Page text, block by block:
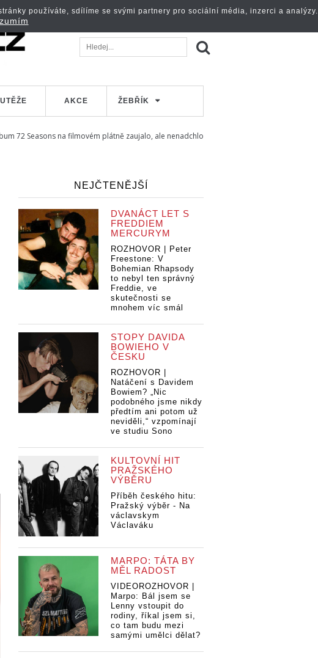
AKCE ŽEBŘÍK
72 Seasons na filmovém plátně zaujalo, ale nenadchlo
NEJČTENĚJŠÍ
DVANÁCT LET S
FREDDIEM
MERCURYM
ROZHOVOR | Peter
Freestone: V
Bohemian Rhapsody
to nebyl ten správný
Freddie, ve
skutečnosti se
mnohem víc smál
STOPY DAVIDA
BOWIEHO V
ČESKU
ROZHOVOR |
Natáčení s Davidem
Bowiem? „Nic
podobného jsme nikdy
předtím ani potom už
neviděli,“ vzpomínají
ve studiu Sono
KULTOVNÍ HIT
PRAŽSKÉHO
VÝBĚRU
Příběh českého hitu:
Pražský výběr - Na
václavskym
Václaváku
MARPO: TÁTA BY
MĚL RADOST
VIDEOROZHOVOR |
Marpo: Bál jsem se
Lenny vstoupit do
rodiny, říkal jsem si,
co tam budu mezi
samými umělci dělat?
používáte, sdílíme se svými partnery pro sociální média, inzerci a analýzy.